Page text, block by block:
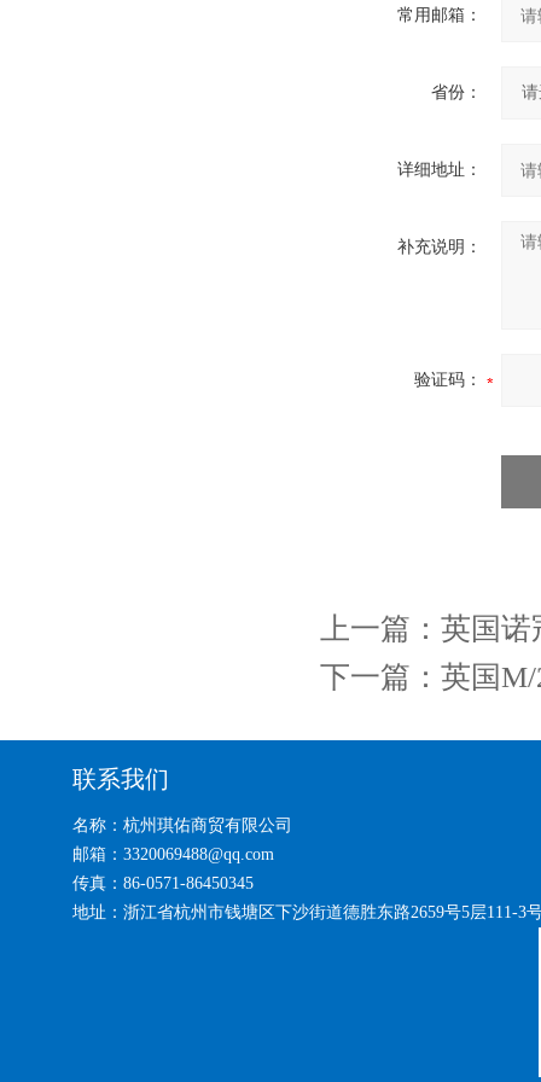
常用邮箱：
省份：
详细地址：
补充说明：
验证码：
上一篇： 英国诺
下一篇： 英国M/
联系我们
名称：杭州琪佑商贸有限公司
邮箱：3320069488@qq.com
传真：86-0571-86450345
地址：浙江省杭州市钱塘区下沙街道德胜东路2659号5层111-3